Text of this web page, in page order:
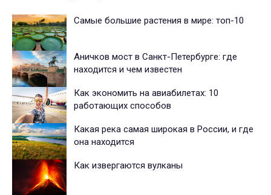
Самые большие растения в мире: топ-10
Аничков мост в Санкт-Петербурге: где
находится и чем известен
Как экономить на авиабилетах: 10
работающих способов
Какая река самая широкая в России, и где
она находится
Как извергаются вулканы